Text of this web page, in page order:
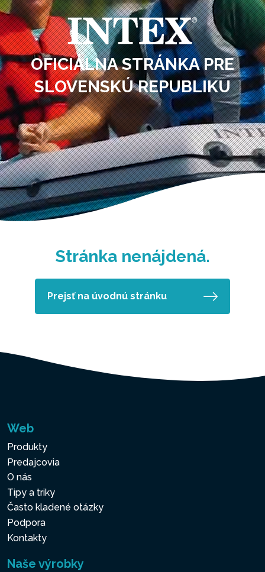
OFICIÁLNA STRÁNKA PRE
SLOVENSKÚ REPUBLIKU
Stránka nenájdená.
Prejsť na úvodnú stránku
Web
Produkty
Predajcovia
O nás
Tipy a triky
Často kladené otázky
Podpora
Kontakty
Naše výrobky